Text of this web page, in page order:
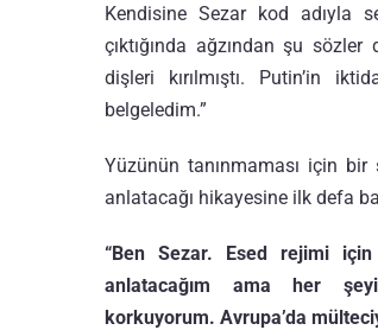
Kendisine Sezar kod adıyla
çıktığında ağzından şu
dişleri kırılmıştı. Putin’in
belgeledim.”
Yüzünün tanınmaması için
anlatacağı hikayesine ilk defa
“Ben Sezar. Esed rejimi için
anlatacağım ama her şeyi
korkuyorum. Avrupa’da